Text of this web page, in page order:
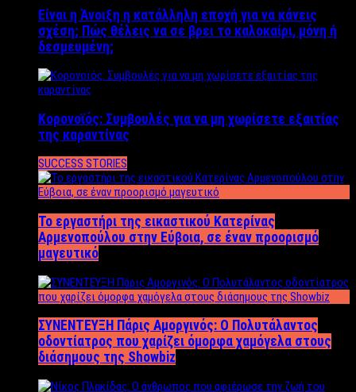
Είναι η Άνοιξη η κατάλληλη εποχή για να κάνεις
σχέση; Πώς θέλεις να σε βρει το καλοκαίρι, μόνη ή
δεσμευμένη;
Κορονοϊός: Συμβουλές για να μη χωρίσετε εξαιτίας
της καραντίνας
SUCCESS STORIES
Το εργαστήρι της εικαστικού Κατερίνας
Αρμενοπούλου στην Εύβοια, σε έναν προορισμό
μαγευτικό
ΣΥΝΕΝΤΕΥΞΗ Πάρις Αμοργινός: O Πολυτάλαντος
οδοντίατρος που χαρίζει όμορφα χαμόγελα στους
διάσημους της Showbiz